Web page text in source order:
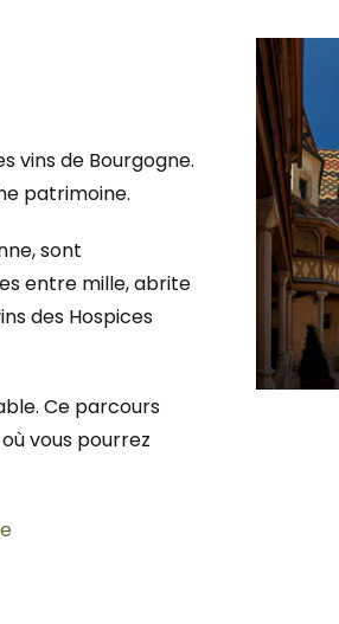
vins de Bourgogne.
patrimoine.
sont
entre mille, abrite
des Hospices
Ce parcours
vous pourrez